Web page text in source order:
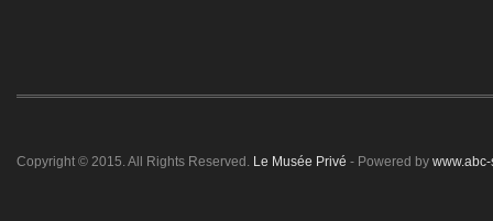
Copyright © 2015. All Rights Reserved. Le Musée Privé - Powered by